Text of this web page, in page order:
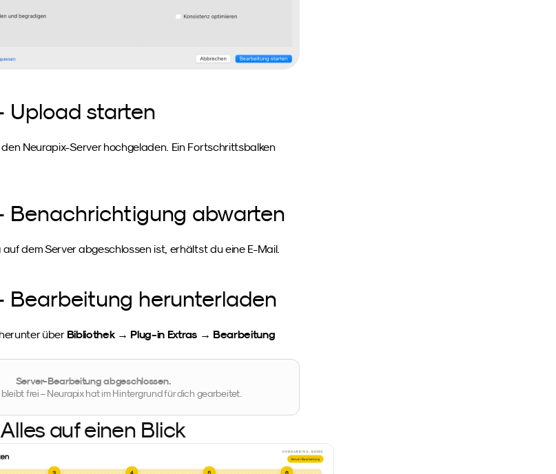
Upload starten
Neurapix-Server hochgeladen. Ein Fortschrittsbalken
Benachrichtigung abwarten
dem Server abgeschlossen ist, erhältst du eine E-Mail.
Bearbeitung herunterladen
über Bibliothek → Plug-in Extras → Bearbeitung
Server-Bearbeitung abgeschlossen.
bleibt frei – Neurapix hat im Hintergrund für dich gearbeitet.
Alles auf einen Blick